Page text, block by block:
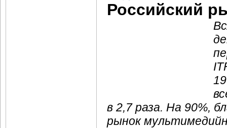
Российский
в 2,7 раза. На 90%,
рынок